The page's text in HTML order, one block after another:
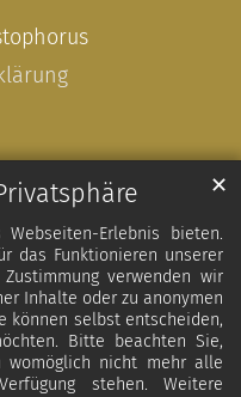
Erlebnis bieten.
das Funktionieren unserer
verwenden wir
Inhalte oder zu anonymen
können selbst entscheiden,
Bitte beachten Sie,
womöglich nicht mehr alle
stehen. Weitere
✕